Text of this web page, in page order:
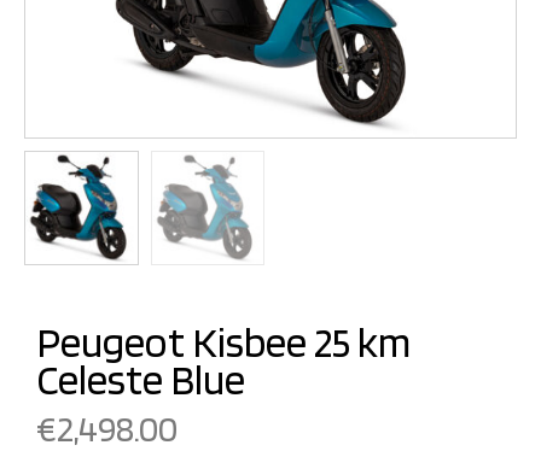
Peugeot Kisbee 25 km
Celeste Blue
€2,498.00